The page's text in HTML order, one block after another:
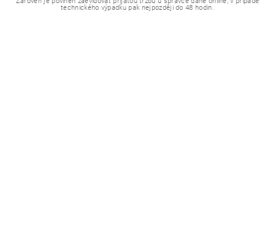
technického výpadku pak nejpozději do 48 hodin.